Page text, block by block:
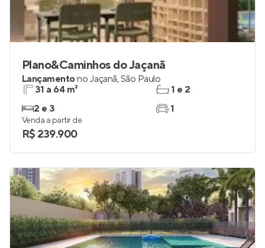
Plano&Caminhos do Jaçanã
Lançamentono Jaçanã,São Paulo
31 a 64 m²
2 e 3
1 e 2
1
Venda a partir de
R$ 239.900